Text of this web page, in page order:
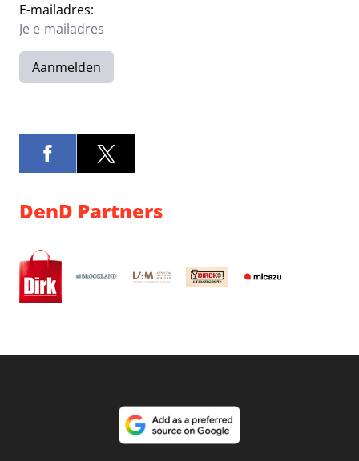
E-mailadres:
Aanmelden
DenD Partners